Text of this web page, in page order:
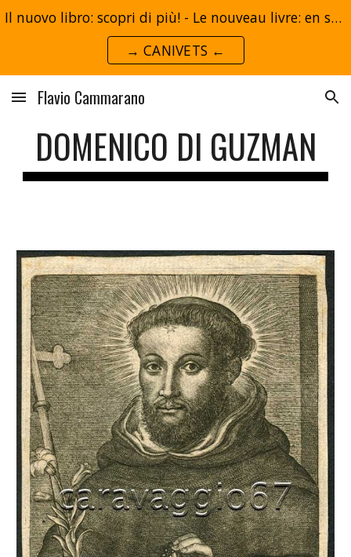
Skip to main content
Il nuovo libro: scopri di più! - Le nouveau livre: en savoir plus!
→ CANIVETS ←
Flavio Cammarano
DOMENICO DI GUZMAN